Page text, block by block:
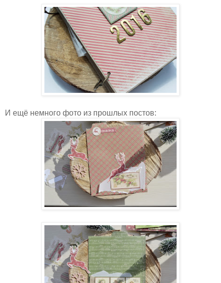
И ещё немного фото из прошлых постов: